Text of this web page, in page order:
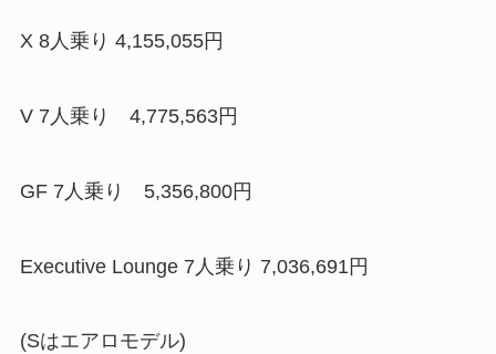
X 8人乗り 4,155,055円
V 7人乗り 4,775,563円
GF 7人乗り 5,356,800円
Executive Lounge 7人乗り 7,036,691円
(Sはエアロモデル)